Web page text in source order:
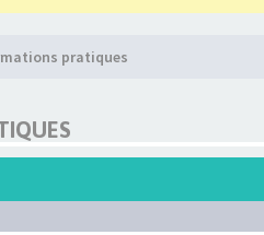
pratiques